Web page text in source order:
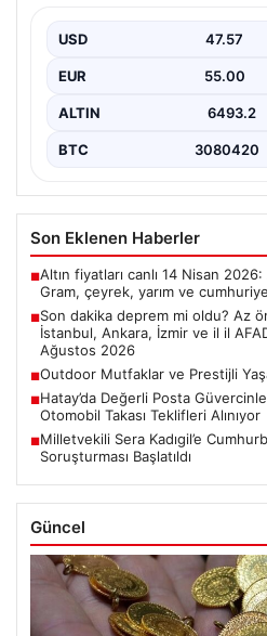
Ağustos 2026
{ “title”: “05 Ağustos 2026
Son Değerlendirmeler”,
USD 47.57
EUR 55.00
ALTIN 6493.2
BTC 3080420
Son Eklenen Haberler
■Altın fiyatları canlı 14 Nisan
Gram, çeyrek, yarım ve
■Son dakika deprem mi oldu? Az
İstanbul, Ankara, İzmir ve il il
Ağustos 2026
■Outdoor Mutfaklar ve Prestijli
■Hatay’da Değerli Posta
Otomobil Takası Teklifleri Alınıyor
■Milletvekili Sera Kadıgil’e
Soruşturması Başlatıldı
Güncel